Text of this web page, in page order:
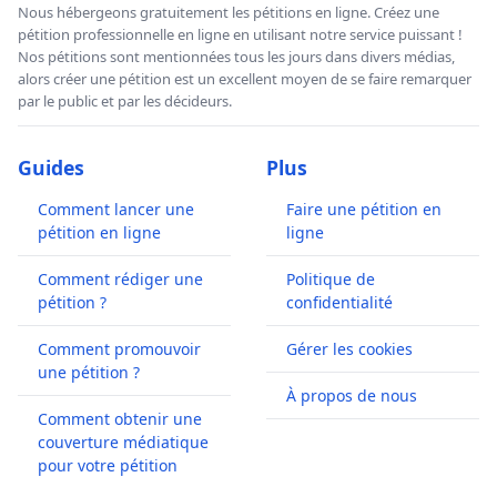
Nous hébergeons gratuitement les pétitions en ligne. Créez une
pétition professionnelle en ligne en utilisant notre service puissant !
Nos pétitions sont mentionnées tous les jours dans divers médias,
alors créer une pétition est un excellent moyen de se faire remarquer
par le public et par les décideurs.
Guides
Comment lancer une
pétition en ligne
Comment rédiger une
pétition ?
Comment promouvoir
une pétition ?
Comment obtenir une
couverture médiatique
pour votre pétition
Plus
Faire une pétition en
ligne
Politique de
confidentialité
Gérer les cookies
À propos de nous